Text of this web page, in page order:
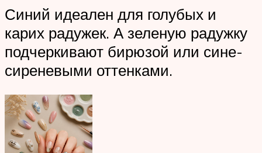
Синий идеален для голубых и
карих радужек. А зеленую радужку
подчеркивают бирюзой или сине-
сиреневыми оттенками.